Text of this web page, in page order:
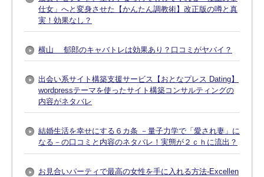
仕女」へと変身させた【かんたん調教術】改正版の噂と真
実！効果なし？
横山 郁郎のキャバトレは効果あり？口コミがヤバイ？
出会い系サイト構築支援サービス【おとなプレス Dating】
wordpressテーマを使ったサイト構築コンサルティングの
内容がネタバレ
結婚生活を幸せにする６カ条 －量子力学で「愛され妻」に
なる－の口コミと内容のネタバレ！実態が２ｃｈに流出？
お見合いパーティで最高の女性を手に入れる方法-Excellen